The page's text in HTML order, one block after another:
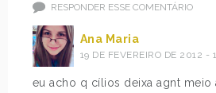
RESPONDER ESSE COMENTÁRIO
Ana Maria
19 DE FEVEREIRO DE 2012 -
eu acho q cílios deixa agnt meio